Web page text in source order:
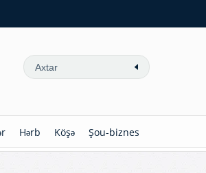
Hərb Köşə Şou-biznes